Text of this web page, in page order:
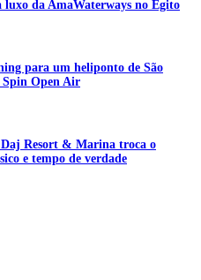
da AmaWaterways no Egito
para um heliponto de São
Spin Open Air
Daj Resort & Marina troca o
e tempo de verdade